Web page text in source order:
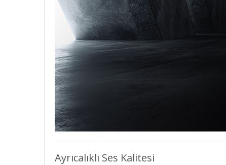
Ayrıcalıklı Ses Kalitesi